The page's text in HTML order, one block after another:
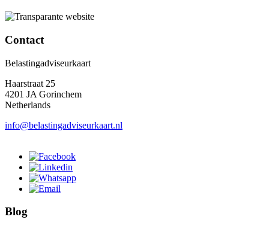
Contact
Belastingadviseurkaart
Haarstraat 25
4201 JA Gorinchem
Netherlands
info@belastingadviseurkaart.nl
Blog